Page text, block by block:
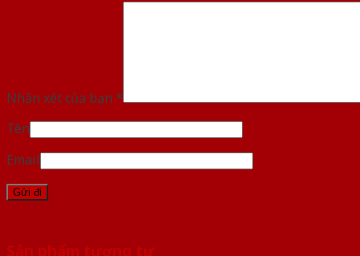
Nhận xét của bạn *
Tên
Email
Sản phẩm tương tự